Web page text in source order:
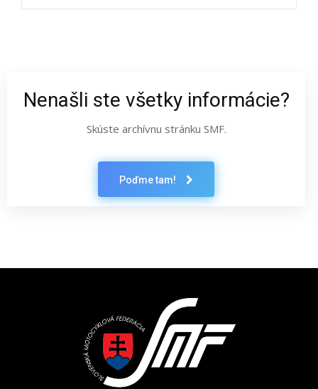
Nenašli ste všetky informácie?
Skúste archívnu stránku SMF.
Poďme tam!